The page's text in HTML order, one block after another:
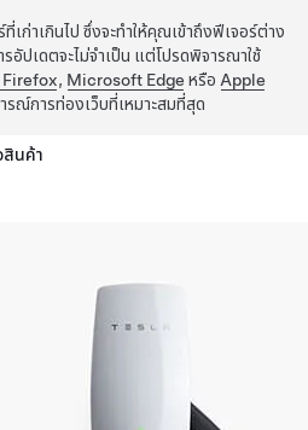
เก่าเกินไป ซึ่งจะทำให้คุณเข้าถึงฟีเจอร์ต่าง
รอัปเดตจะไม่จำเป็น แต่โปรดพิจารณาใช้
, Microsoft Edge หรือ Apple
รณ์การท่องเว็บที่เหมาะสมที่สุด
สินค้า